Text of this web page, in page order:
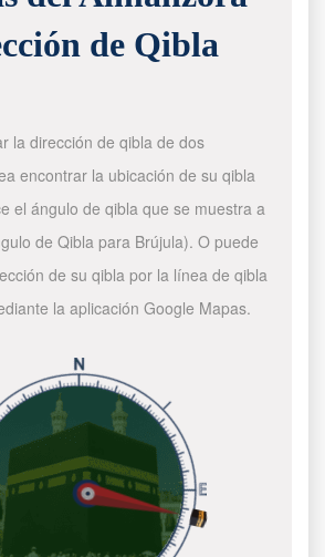
de Qibla
la dirección de qibla de dos
encontrar la ubicación de su qibla
el ángulo de qibla que se muestra a
de Qibla para Brújula). O puede
de su qibla por la línea de qibla
la aplicación Google Mapas.